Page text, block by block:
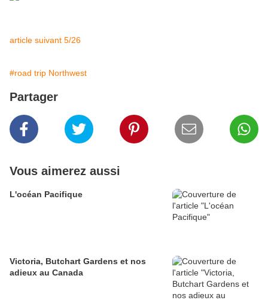
article suivant 5/26
#road trip Northwest
Partager
Vous aimerez aussi
L'océan Pacifique
Victoria, Butchart Gardens et nos
adieux au Canada